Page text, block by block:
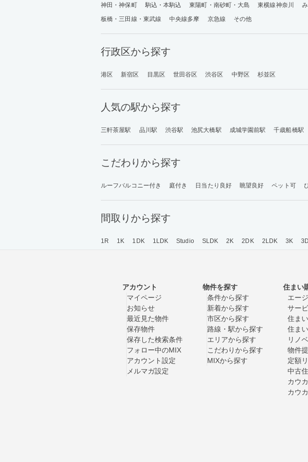
神田・神保町
駒込・本駒込 東陽町・南砂町・大島 東横線神奈川
板橋・三田線・東武線
中央線多摩 京急線 その他
行政区から探す
港区 新宿区 目黒区 世田谷区 渋谷区 中野区 杉並区
人気の駅から探す
三軒茶屋駅 品川駅 渋谷駅 池尻大橋駅 成城学園前駅 千歳船橋駅
こだわりから探す
ルーフバルコニー付き 庭付き 日当たり良好 眺望良好 ペット可
間取りから探す
1R 1K 1DK 1LDK Studio SLDK 2K 2DK 2LDK 3K
アカウント
マイページ
お知らせ
最近見た物件
保存物件
保存した検索条件
フォロー中のMIX
アカウント設定
メルマガ設定
物件を探す
条件から探す
新着から探す
市区から探す
路線・駅から探す
エリアから探す
こだわりから探す
MIXから探す
住まい
エー
サー
住ま
住ま
リノ
物件
定額
中古
カウ
カウ